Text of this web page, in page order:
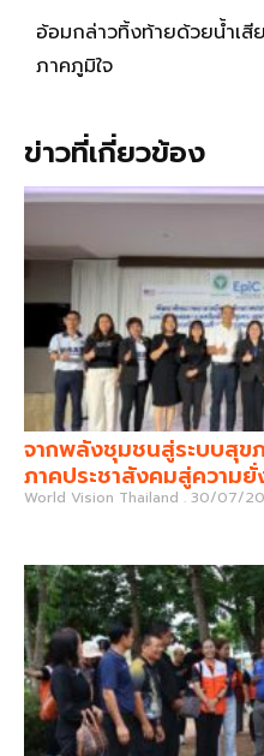
อ้อมกล่าวทิ้งท้ายด้วยน้ำเสี
ภาคภูมิใจ
ข่าวที่เกี่ยวข้อง
จากพลังชุมชนสู่ระบบสุข
ภาคประชาสังคมสู่ความ
World Vision Thailand 30/07/